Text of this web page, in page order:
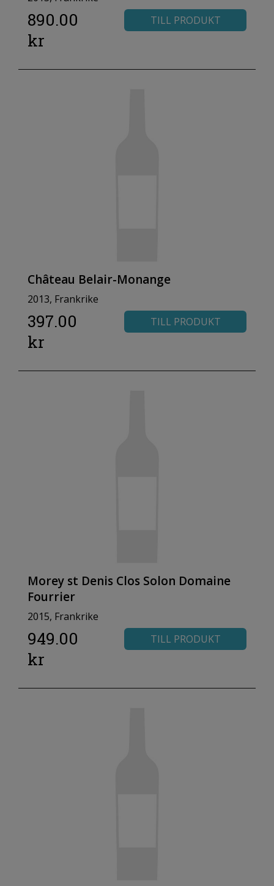
890.00
kr
TILL PRODUKT
Château Belair-Monange
2013, Frankrike
397.00
kr
TILL PRODUKT
Morey st Denis Clos Solon Domaine
Fourrier
2015, Frankrike
949.00
kr
TILL PRODUKT